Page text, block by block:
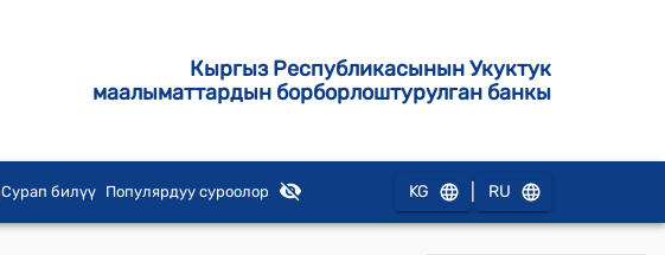
Кыргыз Республикасынын Укуктук
маалыматтардын борборлоштурулган банкы
Сурап билүү Популярдуу суроолор KG RU